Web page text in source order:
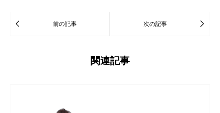
 前の記事 次の記事 
関連記事